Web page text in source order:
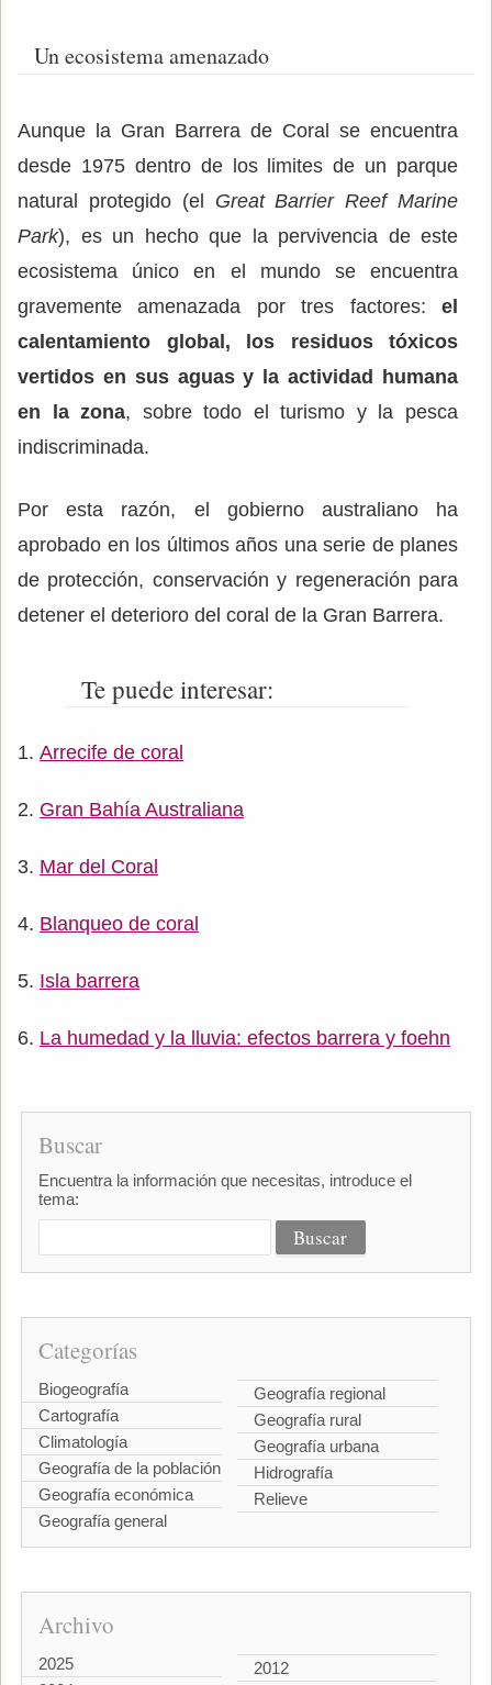
Un ecosistema amenazado
Aunque la Gran Barrera de Coral se encuentra
desde 1975 dentro de los limites de un parque
natural protegido (el Great Barrier Reef Marine
Park), es un hecho que la pervivencia de este
ecosistema único en el mundo se encuentra
gravemente amenazada por tres factores: el
calentamiento global, los residuos tóxicos
vertidos en sus aguas y la actividad humana
en la zona, sobre todo el turismo y la pesca
indiscriminada.
Por esta razón, el gobierno australiano ha
aprobado en los últimos años una serie de planes
de protección, conservación y regeneración para
detener el deterioro del coral de la Gran Barrera.
Te puede interesar:
Arrecife de coral
Gran Bahía Australiana
Mar del Coral
Blanqueo de coral
Isla barrera
La humedad y la lluvia: efectos barrera y foehn
Buscar
Encuentra la información que necesitas, introduce el
tema:
Categorías
Biogeografía
Cartografía
Climatología
Geografía de la población
Geografía económica
Geografía general
Geografía regional
Geografía rural
Geografía urbana
Hidrografía
Relieve
Archivo
2025
2012